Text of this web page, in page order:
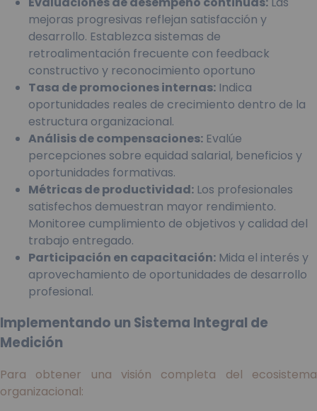
mejoras progresivas reflejan satisfacción y
desarrollo. Establezca sistemas de
retroalimentación frecuente con feedback
constructivo y reconocimiento oportuno
Tasa de promociones internas: Indica
oportunidades reales de crecimiento dentro de la
estructura organizacional.
Análisis de compensaciones: Evalúe
percepciones sobre equidad salarial, beneficios y
oportunidades formativas.
Métricas de productividad: Los profesionales
satisfechos demuestran mayor rendimiento.
Monitoree cumplimiento de objetivos y calidad del
trabajo entregado.
Participación en capacitación: Mida el interés y
aprovechamiento de oportunidades de desarrollo
profesional.
Implementando un Sistema Integral de
Medición
Para obtener una visión completa del ecosistema
organizacional: